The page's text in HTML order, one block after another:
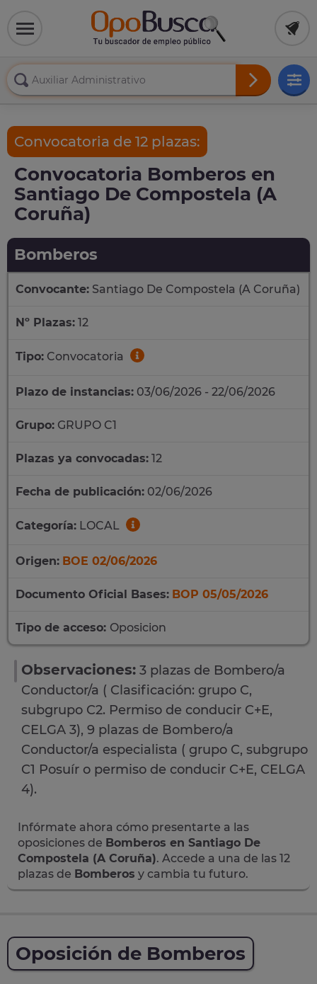
Convocatoria de 12 plazas:
Convocatoria Bomberos en
Santiago De Compostela (A
Coruña)
Bomberos
Convocante: Santiago De Compostela (A Coruña)
Nº Plazas: 12
Tipo: Convocatoria
Plazo de instancias: 03/06/2026 - 22/06/2026
Grupo: GRUPO C1
Plazas ya convocadas: 12
Fecha de publicación: 02/06/2026
Categoría: LOCAL
Origen: BOE 02/06/2026
Documento Oficial Bases: BOP 05/05/2026
Tipo de acceso: Oposicion
Observaciones: 3 plazas de Bombero/a
Conductor/a ( Clasificación: grupo C,
subgrupo C2. Permiso de conducir C+E,
CELGA 3), 9 plazas de Bombero/a
Conductor/a especialista ( grupo C, subgrupo
C1 Posuír o permiso de conducir C+E, CELGA
4).
Infórmate ahora cómo presentarte a las
oposiciones de Bomberos en Santiago De
Compostela (A Coruña). Accede a una de las 12
plazas de Bomberos y cambia tu futuro.
Oposición de Bomberos